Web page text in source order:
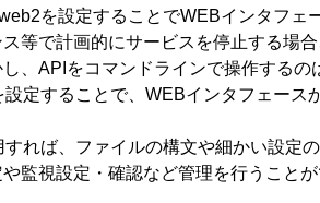
を設定することでWEBインタフェ
等で計画的にサービスを停止する場
、APIをコマンドラインで操作するの
定することで、WEBインタフェース
れば、ファイルの構文や細かい設定
監視設定・確認など管理を行うことが